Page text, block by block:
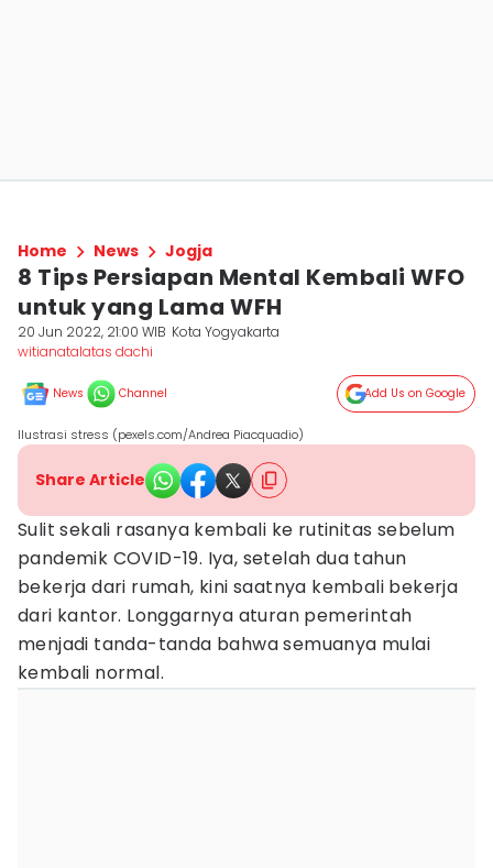
Home News Jogja
8 Tips Persiapan Mental Kembali WFO
untuk yang Lama WFH
20 Jun 2022, 21:00 WIB Kota Yogyakarta
witianatalatas dachi
News Channel Add Us on Google
Ilustrasi stress (pexels.com/Andrea Piacquadio)
Share Article
Sulit sekali rasanya kembali ke rutinitas sebelum
pandemik COVID-19. Iya, setelah dua tahun
bekerja dari rumah, kini saatnya kembali bekerja
dari kantor. Longgarnya aturan pemerintah
menjadi tanda-tanda bahwa semuanya mulai
kembali normal.